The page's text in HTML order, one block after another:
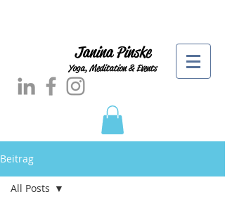
Janina Pinske
Yoga, Meditation & Events
Beitrag
All Posts